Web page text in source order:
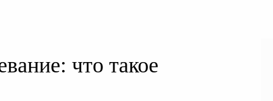
что такое